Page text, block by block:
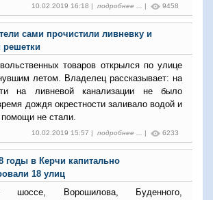
10.02.2019 16:18 | подробнее ... | 9458
сами прочистили ливневку и
решетки
товаров открылся по улице
летом. Владелец рассказывает: на
на ливневой канализации не было
дождя окрестности заливало водой и
не стали.
10.02.2019 15:57 | подробнее ... | 6233
годы в Керчи капитально
18 улиц
шоссе, Ворошилова, Буденного,